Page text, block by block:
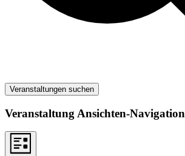
Veranstaltungen suchen
Veranstaltung Ansichten-Navigation